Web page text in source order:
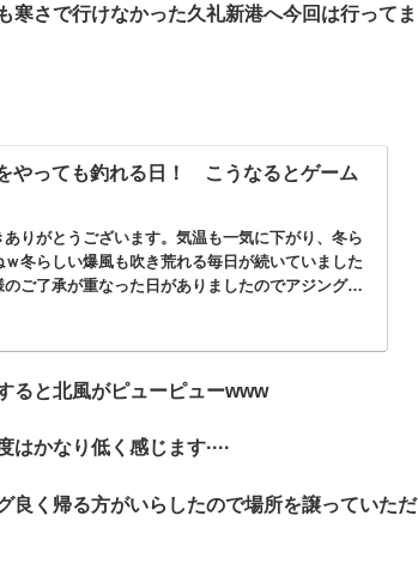
寒さで行けなかった久礼新港へ今回は行ってま
やっても釣れる日！ こうなるとゲーム
りがとうございます。気温も一気に下がり、冬ら
冬らしい爆風も吹き荒れる毎日が続いていました
ご了承が重なった日がありましたのでアジングに
ると北風がピューピューwww
かなり低く感じます····
良く帰る方がいらしたので場所を譲っていただ